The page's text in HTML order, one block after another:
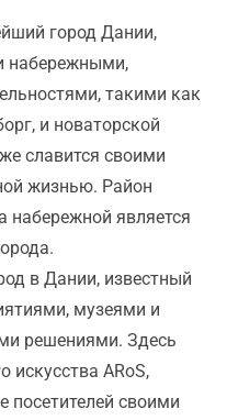
город Дании,
набережными,
такими как
и новаторской
славится своими
жизнью. Район
является
в Дании, известный
музеями и
решениями. Здесь
искусства ARoS,
посетителей своими